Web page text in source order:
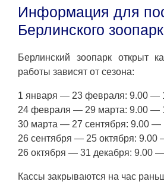
Информация для
Берлинского
Берлинский зоопарк открыт
работы зависят от сезона:
1 января — 23 февраля: 9.00 —
24 февраля — 29 марта: 9.00 —
30 марта — 27 сентября: 9.00 —
26 сентября — 25 октября: 9.00
26 октября — 31 декабря: 9.00
Кассы закрываются на час